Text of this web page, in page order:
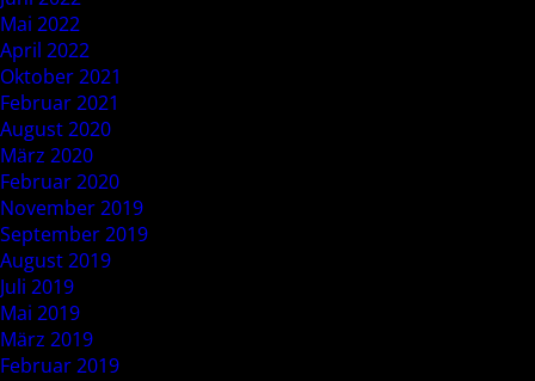
Mai 2022
April 2022
Oktober 2021
Februar 2021
August 2020
März 2020
Februar 2020
November 2019
September 2019
August 2019
Juli 2019
Mai 2019
März 2019
Februar 2019